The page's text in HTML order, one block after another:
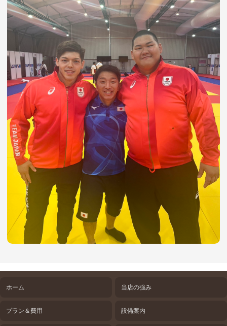
ホーム 当店の強み
プラン＆費用 設備案内